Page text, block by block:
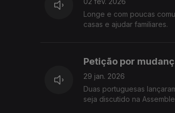
Longe e com poucas
casas e ajudar familiares.
Petição por
29 jan. 2026
Duas portuguesas
seja discutido na